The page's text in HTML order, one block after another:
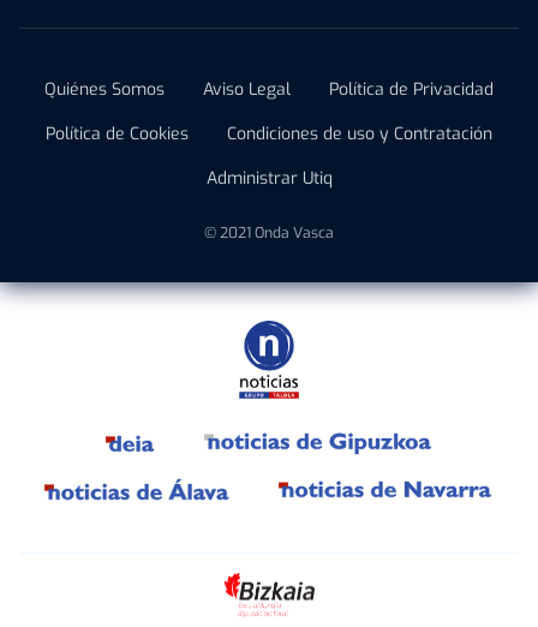
Quiénes Somos Aviso Legal
Política de Privacidad
Política de Cookies
Condiciones de uso y Contratación
Administrar Utiq
© 2021 Onda Vasca